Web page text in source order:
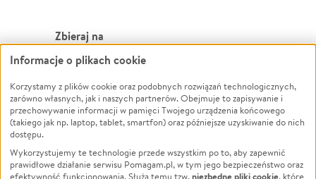
Zbieraj na
Leczenie
Zwierzęta
Pożar
Ukraina
Pomoc Finansowa
Powódź
Wichura
NGO
Edukacja
Informacje o plikach cookie
Korzystamy z plików cookie oraz podobnych rozwiązań technologicznych,
zarówno własnych, jak i naszych partnerów. Obejmuje to zapisywanie i
przechowywanie informacji w pamięci Twojego urządzenia końcowego
(takiego jak np. laptop, tablet, smartfon) oraz późniejsze uzyskiwanie do nich
dostępu.
Wykorzystujemy te technologie przede wszystkim po to, aby zapewnić
prawidłowe działanie serwisu Pomagam.pl, w tym jego bezpieczeństwo oraz
niezbędne pliki cookie